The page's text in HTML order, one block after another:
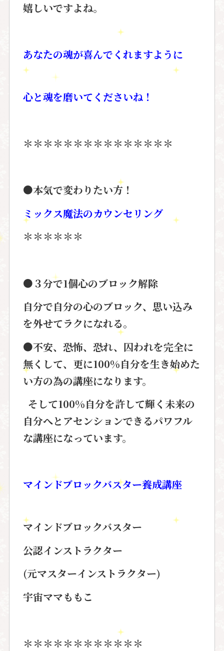
嬉しいですよね。
あなたの魂が喜んでくれますように
心と魂を磨いてくださいね！
＊＊＊＊＊＊＊＊＊＊＊＊＊＊＊
●本気で変わりたい方！
ミックス魔法のカウンセリング
＊＊＊＊＊＊
● ３分で1個心のブロック解除
自分で自分の心のブロック、思い込み
を外せてラクになれる。
●不安、恐怖、恐れ、囚われを完全に
無くして、更に100%自分を生き始めた
い方の為の講座になります。
そして100%自分を許して輝く未来の
自分へとアセンションできるパワフル
な講座になっています。
マインドブロックバスター養成講座
マインドブロックバスター
公認インストラクター
(元マスターインストラクター)
宇宙ママももこ
＊＊＊＊＊＊＊＊＊＊＊＊